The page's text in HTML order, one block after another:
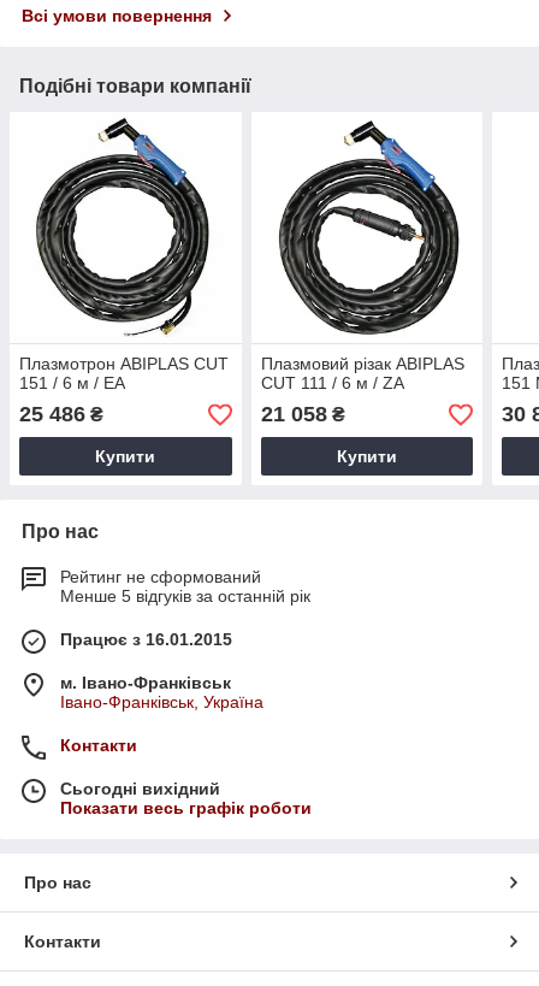
Всі умови повернення
Подібні товари компанії
Плазмотрон ABIPLAS CUT
151 / 6 м / EA
25 486 ₴
Купити
Плазмовий різак ABIPLAS
CUT 111 / 6 м / ZA
21 058₴
Купити
151
30
Про нас
Рейтинг не сформований
Менше 5 відгуків за останній рік
Працює з 16.01.2015
м. Івано-Франківськ
Івано-Франківськ, Україна
Контакти
Сьогодні вихідний
Показати весь графік роботи
Про нас
Контакти